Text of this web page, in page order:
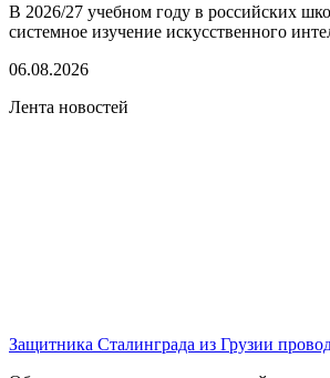
В 2026/27 учебном году в российских
системное изучение искусственного
06.08.2026
Лента новостей
Защитника Сталинграда из Грузии